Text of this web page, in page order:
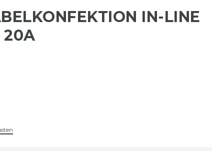
IN-LINE
20A